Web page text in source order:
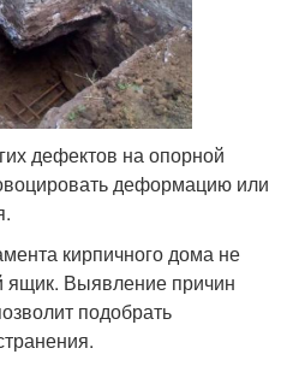
дефектов на опорной
деформацию или
кирпичного дома не
ящик. Выявление причин
подобрать